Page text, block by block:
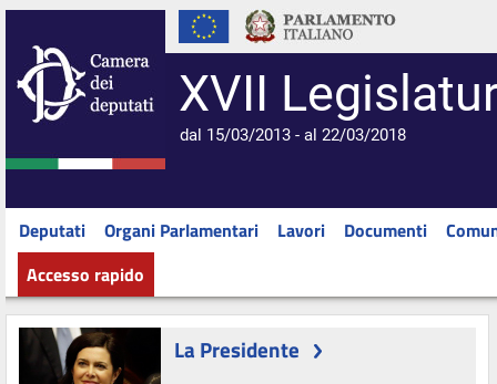
XVII
dal 15/03/2013 - al 22/03/2018
Deputati Organi Parlamentari Lavori Documenti
Accesso rapido
La Presidente